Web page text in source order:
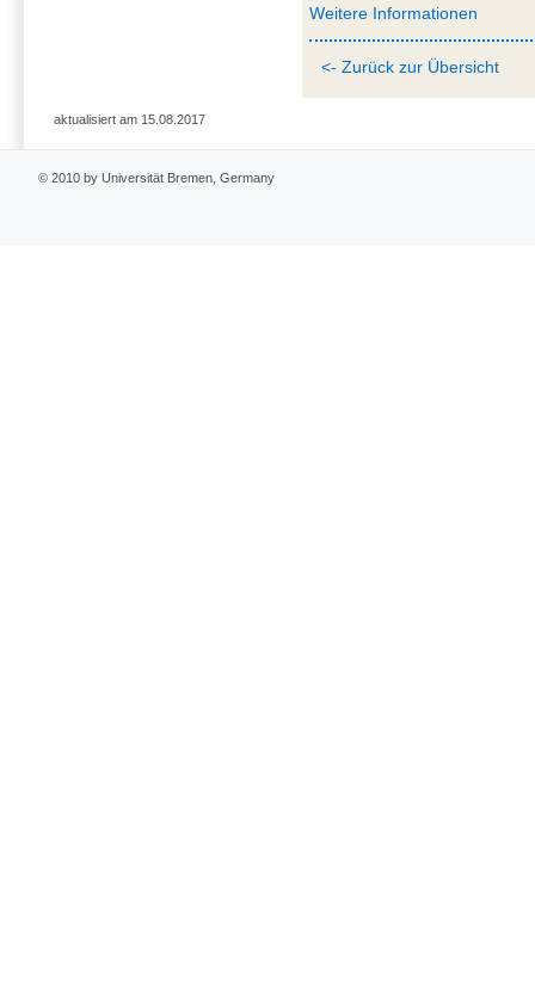
Weitere Informationen
<- Zurück zur Übersicht
aktualisiert am 15.08.2017
© 2010 by Universität Bremen, Germany